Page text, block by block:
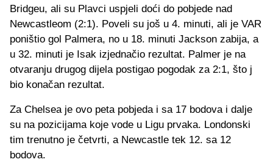
Bridgeu, ali su Plavci uspjeli doći do pobjede nad
Newcastleom (2:1). Poveli su još u 4. minuti, ali je VAR
poništio gol Palmera, no u 18. minuti Jackson zabija, a
u 32. minuti je Isak izjednačio rezultat. Palmer je na
otvaranju drugog dijela postigao pogodak za 2:1, što j
bio konačan rezultat.
Za Chelsea je ovo peta pobjeda i sa 17 bodova i dalje
su na pozicijama koje vode u Ligu prvaka. Londonski
tim trenutno je četvrti, a Newcastle tek 12. sa 12
bodova.